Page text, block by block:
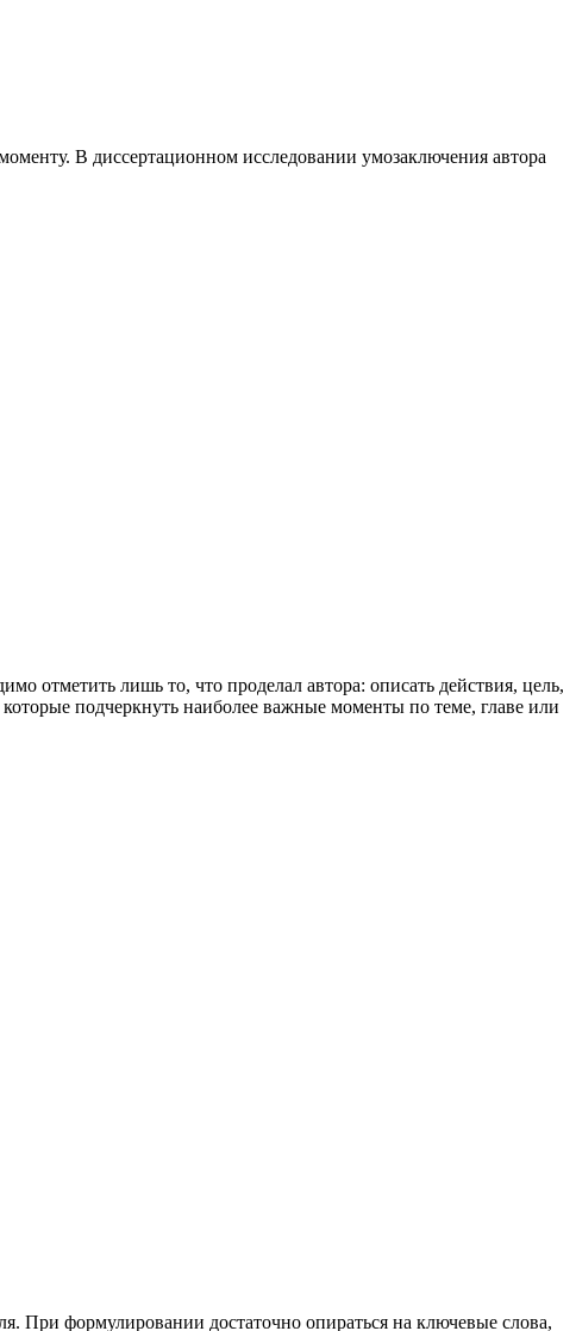
В диссертационном исследовании умозаключения автора
отметить лишь то, что проделал автора: описать действия, цель,
подчеркнуть наиболее важные моменты по теме, главе или
При формулировании достаточно опираться на ключевые слова,